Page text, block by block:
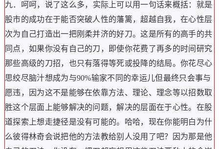
九． 呵呵， 说了这么多， 实际上可以用一句话来概括： 就是
股市的成功在于能否突破人性的藩篱，超越自我，在心性层
次为自己打造出一把刚柔并济的好刀。这是所有的高手的共
同点 ， 如果你没有自己的刀 ，
即使你花费了再多的时间研究
那些高级的刀招， 也只有落得等死或投降的结局。你花尽心
思绞尽脑汁想成为与90%输家不同的幸运儿但最终只会事与
愿违 ， 因为这不是能够在依靠方法、 理论、 理念等以招数取
胜这个层面上能够解决的问题，解决的层面在于心性。 在股
道探索上想走捷径是没有可能的。 哈哈， 现在你能明白为什
么彼得林奇会说把他的方法教给别人没用了吧？
因为那是他